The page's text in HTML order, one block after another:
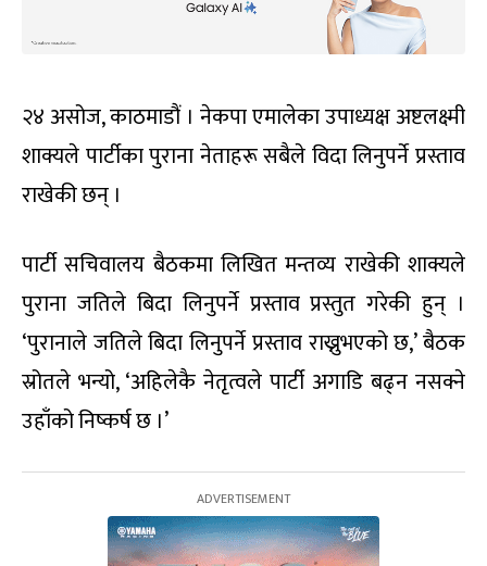
२४ असोज, काठमाडौं । नेकपा एमालेका उपाध्यक्ष अष्टलक्ष्मी
शाक्यले पार्टीका पुराना नेताहरू सबैले विदा लिनुपर्ने प्रस्ताव
राखेकी छन् ।
पार्टी सचिवालय बैठकमा लिखित मन्तव्य राखेकी शाक्यले
पुराना जतिले बिदा लिनुपर्ने प्रस्ताव प्रस्तुत गरेकी हुन् ।
‘पुरानाले जतिले बिदा लिनुपर्ने प्रस्ताव राख्नुभएको छ,’ बैठक
स्रोतले भन्यो, ‘अहिलेकै नेतृत्वले पार्टी अगाडि बढ्न नसक्ने
उहाँको निष्कर्ष छ ।’